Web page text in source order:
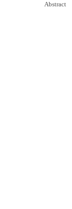
Abstract